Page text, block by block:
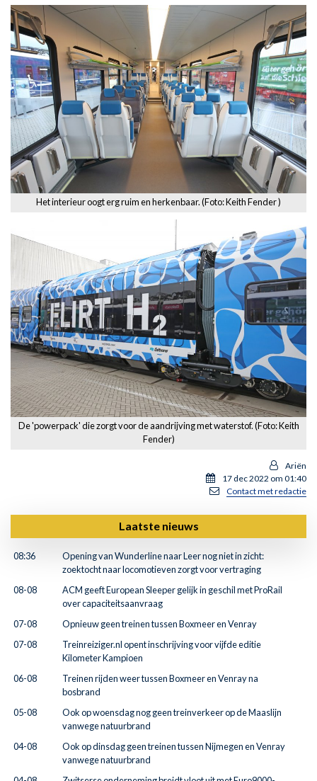
Het interieur oogt erg ruim en herkenbaar. (Foto: Keith Fender )
De 'powerpack' die zorgt voor de aandrijving met waterstof. (Foto: Keith
Fender)
Ariën
17 dec 2022 om 01:40
Contact met redactie
Laatste nieuws
08:36
Opening van Wunderline naar Leer nog niet in zicht:
zoektocht naar locomotieven zorgt voor vertraging
08-08
ACM geeft European Sleeper gelijk in geschil met ProRail
over capaciteitsaanvraag
07-08
Opnieuw geen treinen tussen Boxmeer en Venray
07-08
Treinreiziger.nl opent inschrijving voor vijfde editie
Kilometer Kampioen
06-08
Treinen rijden weer tussen Boxmeer en Venray na
bosbrand
05-08
Ook op woensdag nog geen treinverkeer op de Maaslijn
vanwege natuurbrand
04-08
Ook op dinsdag geen treinen tussen Nijmegen en Venray
vanwege natuurbrand